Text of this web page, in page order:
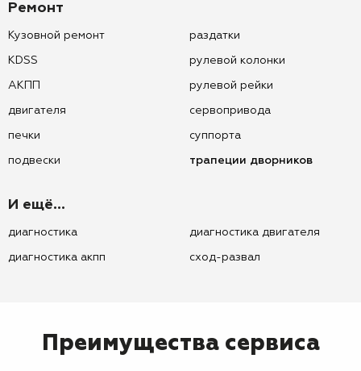
Ремонт
Кузовной ремонт
KDSS
АКПП
двигателя
печки
подвески
раздатки
рулевой колонки
рулевой рейки
сервопривода
суппорта
трапеции дворников
И ещё...
диагностика
диагностика акпп
диагностика двигателя
сход-развал
Преимущества сервиса